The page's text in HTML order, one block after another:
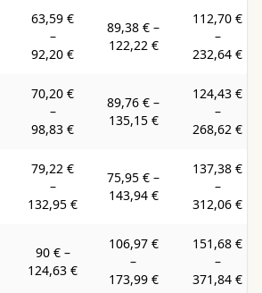
63,59 €
–
92,20 €
89,38 € –
122,22 €
112,70 €
–
232,64 €
70,20 €
–
98,83 €
89,76 € –
135,15 €
124,43 €
–
268,62 €
79,22 €
–
132,95 €
75,95 € –
143,94 €
137,38 €
–
312,06 €
90 €–
124,63 €
106,97 €
–
173,99 €
151,68 €
–
371,84 €